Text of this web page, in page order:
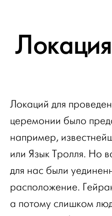
Локаций для
церемонии было
например,
или Язык Тролля. Но
для нас были
расположение.
а потому слишком